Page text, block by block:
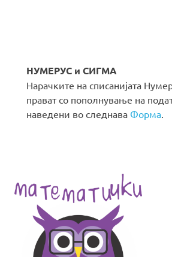
НУМЕРУС и СИГМА
Нарачките на списанијата
прават со пополнување на
наведени во следнава Форма.